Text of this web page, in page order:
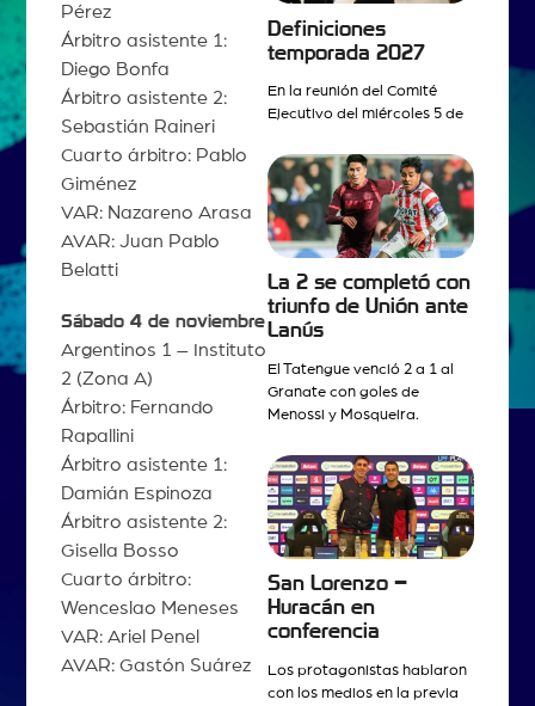
Pérez
Árbitro asistente 1:
Diego Bonfa
Árbitro asistente 2:
Sebastián Raineri
Cuarto árbitro: Pablo
Giménez
VAR: Nazareno Arasa
AVAR: Juan Pablo
Belatti
Sábado 4 de noviembre
Argentinos 1 – Instituto
2 (Zona A)
Árbitro: Fernando
Rapallini
Árbitro asistente 1:
Damián Espinoza
Árbitro asistente 2:
Gisella Bosso
Cuarto árbitro:
Wenceslao Meneses
VAR: Ariel Penel
AVAR: Gastón Suárez
Definiciones
temporada 2027
En la reunión del Comité
Ejecutivo del miércoles 5 de
La 2 se completó con
triunfo de Unión ante
Lanús
El Tatengue venció 2 a 1 al
Granate con goles de
Menossi y Mosqueira.
San Lorenzo –
Huracán en
conferencia
Los protagonistas hablaron
con los medios en la previa